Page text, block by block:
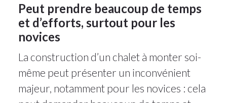
Peut prendre beaucoup de temps
et d’efforts, surtout pour les
novices
La construction d’un chalet à monter soi-
même peut présenter un inconvénient
majeur, notamment pour les novices : cela